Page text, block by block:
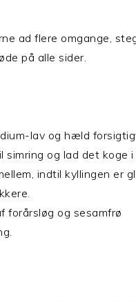
ad flere omgange,
på alle sider.
lav og hæld
simring og lad det koge
indtil kyllingen er
forårsløg og sesamfrø